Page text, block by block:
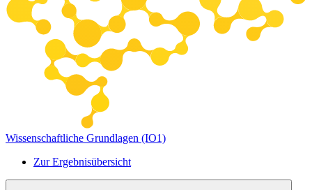
Wissenschaftliche Grundlagen (IO1)
Zur Ergebnisübersicht